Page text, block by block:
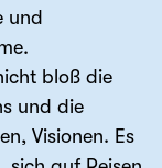
und
bloß die
und die
Visionen. Es